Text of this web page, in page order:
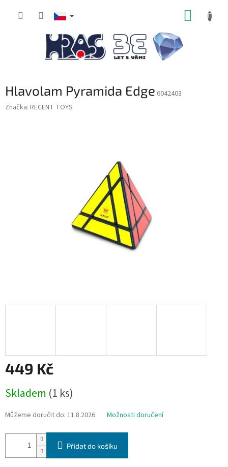
Hlavolam Pyramida Edge 6042403
Značka: RECENT TOYS
449 Kč
cena:
Skladem (1 ks)
Můžeme doručit do: 11.8.2026 Možnosti doručení
Přidat do košíku